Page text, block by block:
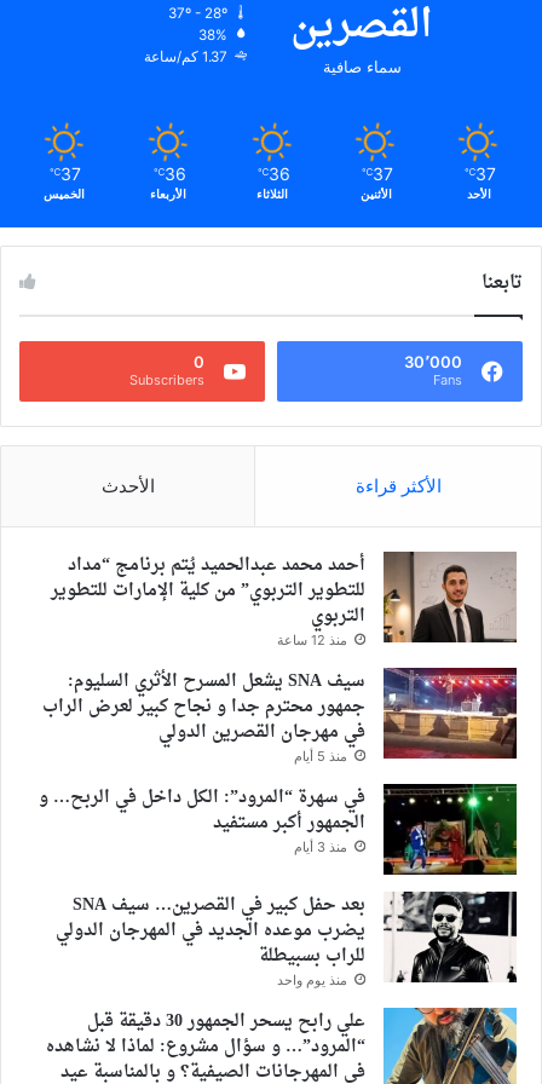
القصرين
سماء صافية
38%
1.37 كم/ساعة
37
℃
الأحد
37
℃
الأثنين
36
℃
الثلاثاء
36
℃
الأربعاء
37
℃
الخميس
تابعنا
30٬000
Fans
0
Subscribers
الأكثر قراءة الأحدث
أحمد محمد عبدالحميد يُتم برنامج “مداد
للتطوير التربوي” من كلية الإمارات للتطوير
التربوي
منذ 12 ساعة
سيف SNA يشعل المسرح الأثري السليوم:
جمهور محترم جدا و نجاح كبير لعرض الراب
في مهرجان القصرين الدولي
منذ 5 أيام
في سهرة “المرود”: الكل داخل في الربح… و
الجمهور أكبر مستفيد
منذ 3 أيام
بعد حفل كبير في القصرين… سيف SNA
يضرب موعده الجديد في المهرجان الدولي
للراب بسبيطلة
منذ يوم واحد
علي رابح يسحر الجمهور 30 دقيقة قبل
“المرود”… و سؤال مشروع: لماذا لا نشاهده
في المهرجانات الصيفية؟ و بالمناسبة عيد